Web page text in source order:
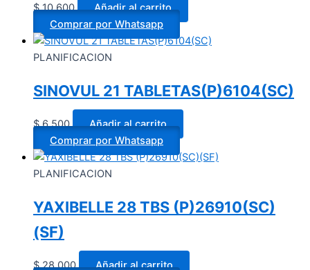
$10.600
Añadir al carrito
Comprar por Whatsapp
PLANIFICACION
SINOVUL 21 TABLETAS(P)6104(SC)
$6.500
Añadir al carrito
Comprar por Whatsapp
PLANIFICACION
YAXIBELLE 28 TBS (P)26910(SC)
(SF)
$28.000
Añadir al carrito